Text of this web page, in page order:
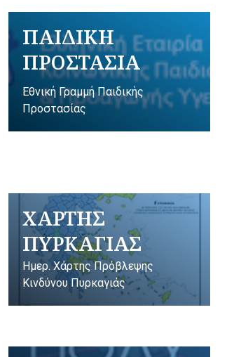
ΠΑΙΔΙΚΗ
ΠΡΟΣΤΑΣΙΑ
Εθνική Γραμμή Παιδικής
Προστασίας
ΧΑΡΤΗΣ
ΠΥΡΚΑΓΙΑΣ
Ημερ. Χάρτης Πρόβλεψης
Κινδύνου Πυρκαγιάς